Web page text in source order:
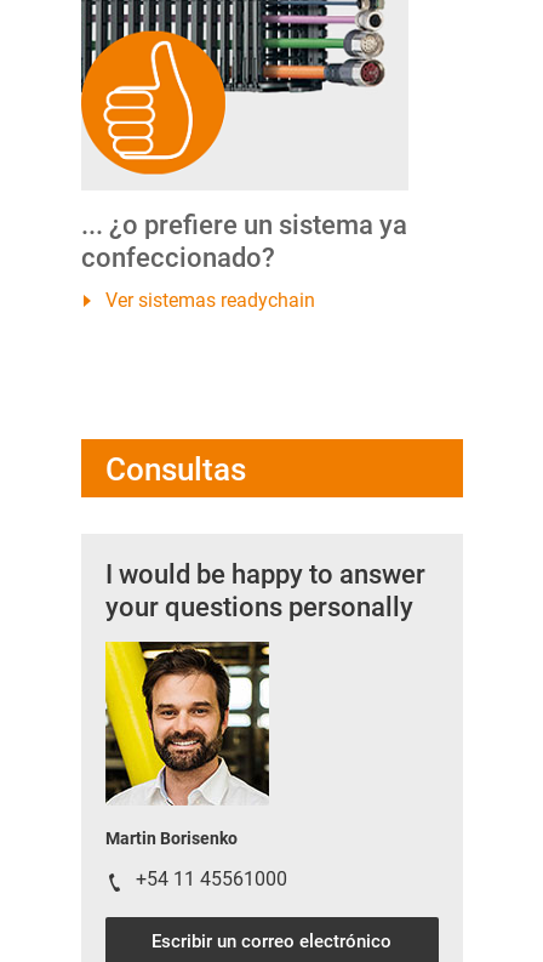
... ¿o prefiere un sistema ya
confeccionado?
Ver sistemas readychain
Consultas
I would be happy to answer
your questions personally
Martin Borisenko
+54 11 45561000
Escribir un correo electrónico